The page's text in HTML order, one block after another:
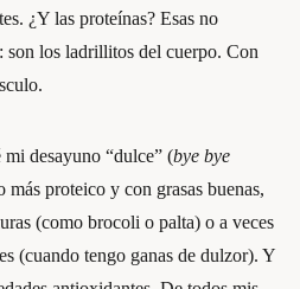
¿Y las proteínas? Esas no
son los ladrillitos del cuerpo. Con
desayuno “dulce” (bye bye
más proteico y con grasas buenas,
(como brocoli o palta) o a veces
(cuando tengo ganas de dulzor). Y